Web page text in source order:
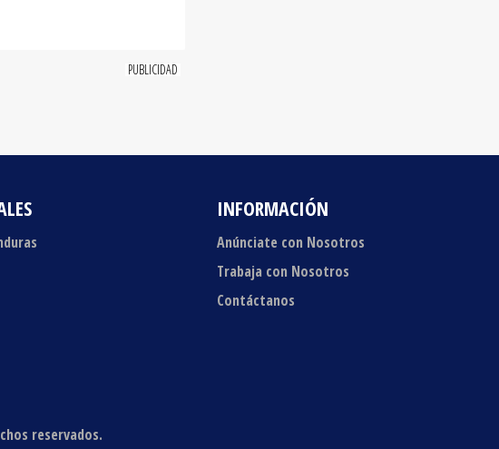
INFORMACIÓN
Anúnciate con Nosotros
Trabaja con Nosotros
Contáctanos
reservados.